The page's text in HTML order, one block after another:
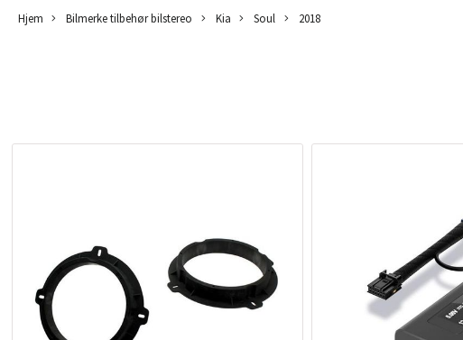
Hjem Bilmerke tilbehør bilstereo Kia Soul 2018